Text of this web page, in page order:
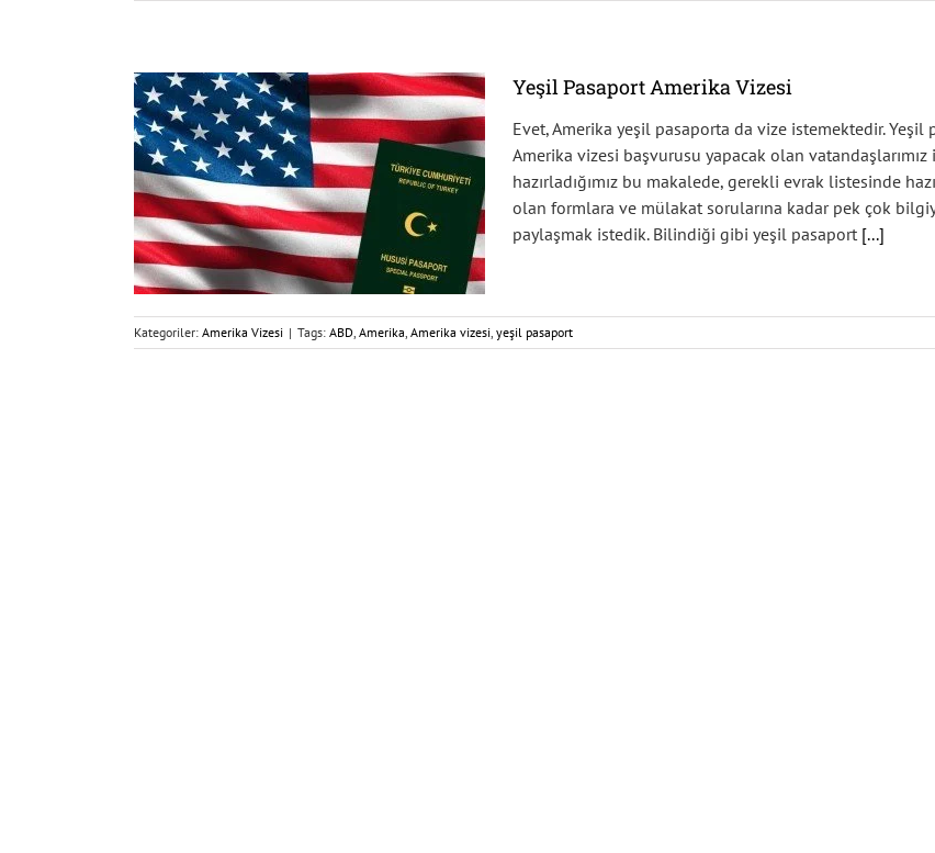
Yeşil Pasaport Amerika Vizesi
Evet, Amerika yeşil pasaporta da vize istemektedir. Yeşil
Amerika vizesi başvurusu yapacak olan vatandaşlarımız
hazırladığımız bu makalede, gerekli evrak listesinde
olan formlara ve mülakat sorularına kadar pek çok
paylaşmak istedik. Bilindiği gibi yeşil pasaport [...]
Kategoriler: Amerika Vizesi | Tags: ABD Amerika Amerika vizesi yeşil pasaport